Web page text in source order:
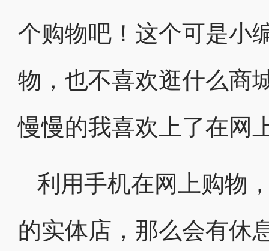
个购物吧！这个可是小
物，也不喜欢逛什么商
慢慢的我喜欢上了在网
利用手机在网上购物
的实体店，那么会有休